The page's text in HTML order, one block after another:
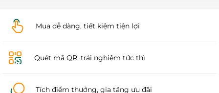
Mua dễ dàng, tiết kiệm tiện lợi
Quét mã QR, trải nghiệm tức thì
Tích điểm thưởng, gia tăng ưu đãi